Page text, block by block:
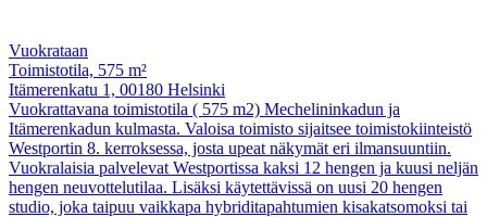
Vuokrataan
Toimistotila, 575 m²
Itämerenkatu 1, 00180 Helsinki
Vuokrattavana toimistotila ( 575 m2) Mechelininkadun ja
Itämerenkadun kulmasta. Valoisa toimisto sijaitsee toimistokiinteistö
Westportin 8. kerroksessa, josta upeat näkymät eri ilmansuuntiin.
Vuokralaisia palvelevat Westportissa kaksi 12 hengen ja kuusi neljän
hengen neuvottelutilaa. Lisäksi käytettävissä on uusi 20 hengen
studio, joka taipuu vaikkapa hybriditapahtumien kisakatsomoksi tai